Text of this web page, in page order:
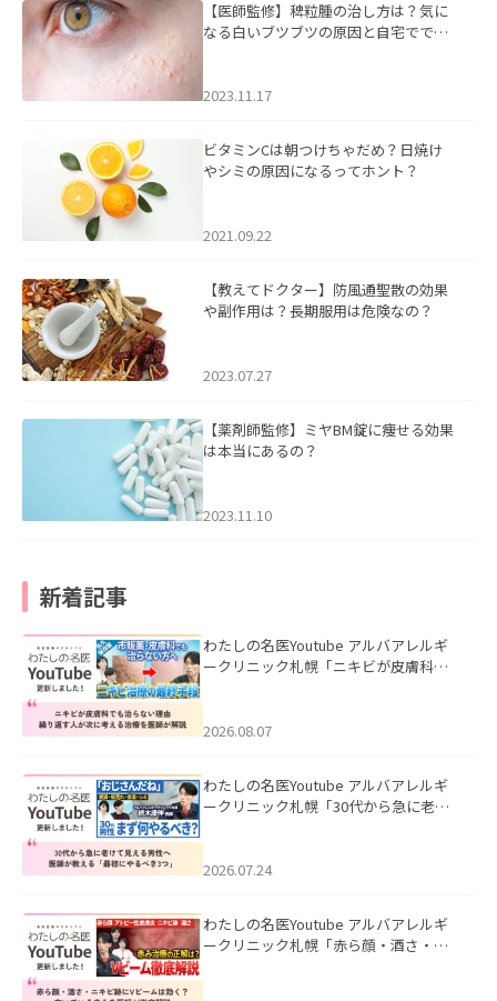
【医師監修】稗粒腫の治し方は？気に
なる白いブツブツの原因と自宅ででき
2023.11.17
ビタミンCは朝つけちゃだめ？日焼け
やシミの原因になるってホント？
2021.09.22
【教えてドクター】防風通聖散の効果
や副作用は？長期服用は危険なの？
2023.07.27
【薬剤師監修】ミヤBM錠に痩せる効果
は本当にあるの？
2023.11.10
新着記事
わたしの名医Youtube アルバアレルギ
ークリニック札幌「ニキビが皮膚科で
ました。
2026.08.07
わたしの名医Youtube アルバアレルギ
ークリニック札幌「30代から急に老け
た。
2026.07.24
わたしの名医Youtube アルバアレルギ
ークリニック札幌「赤ら顔・酒さ・ニ